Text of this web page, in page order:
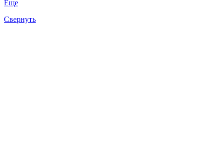
Еще
Свернуть